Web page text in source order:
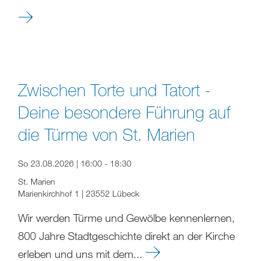
Zwischen Torte und Tatort -
Deine besondere Führung auf
die Türme von St. Marien
So 23.08.2026 | 16:00 - 18:30
St. Marien
Marienkirchhof 1 | 23552 Lübeck
Wir werden Türme und Gewölbe kennenlernen,
800 Jahre Stadtgeschichte direkt an der Kirche
erleben und uns mit dem...